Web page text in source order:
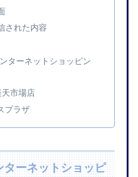
された内容
ターネットショッピン
市場店
プラザ
ターネットショッピ